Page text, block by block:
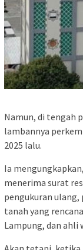
Namun, di tengah
lambannya
2025 lalu.
Ia
menerima surat
pengukuran
tanah yang
Lampung, dan ahli